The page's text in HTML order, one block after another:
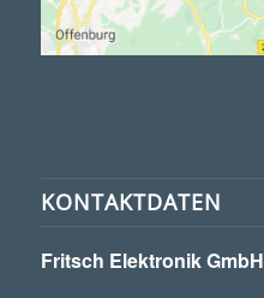
KONTAKTDATEN
Fritsch Elektronik GmbH